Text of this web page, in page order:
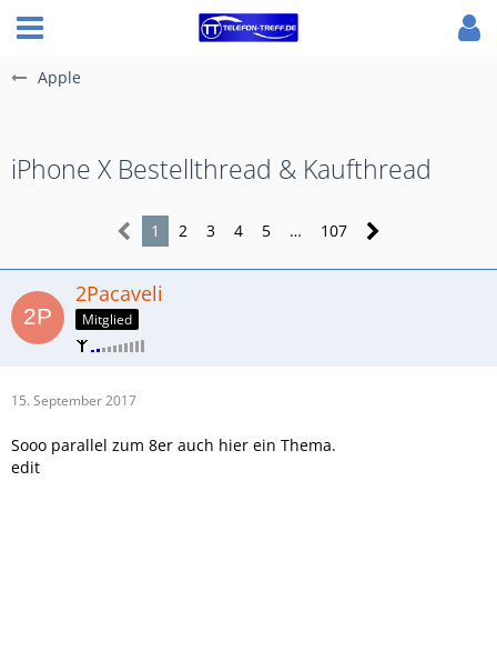
Apple
iPhone X Bestellthread & Kaufthread
1 2 3 4 5 … 107
2Pacaveli
Mitglied
15. September 2017
Sooo parallel zum 8er auch hier ein Thema.
edit